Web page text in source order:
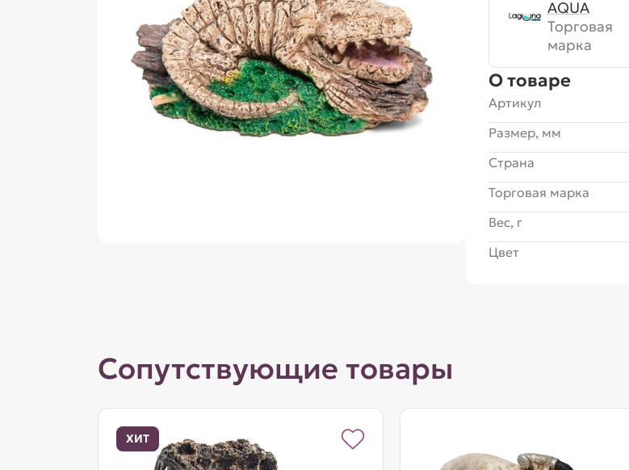
AQUA
Торговая
марка
О товаре
Артикул
Размер, мм
Страна
Торговая марка
Вес, г
Цвет
Сопутствующие товары
ХИТ